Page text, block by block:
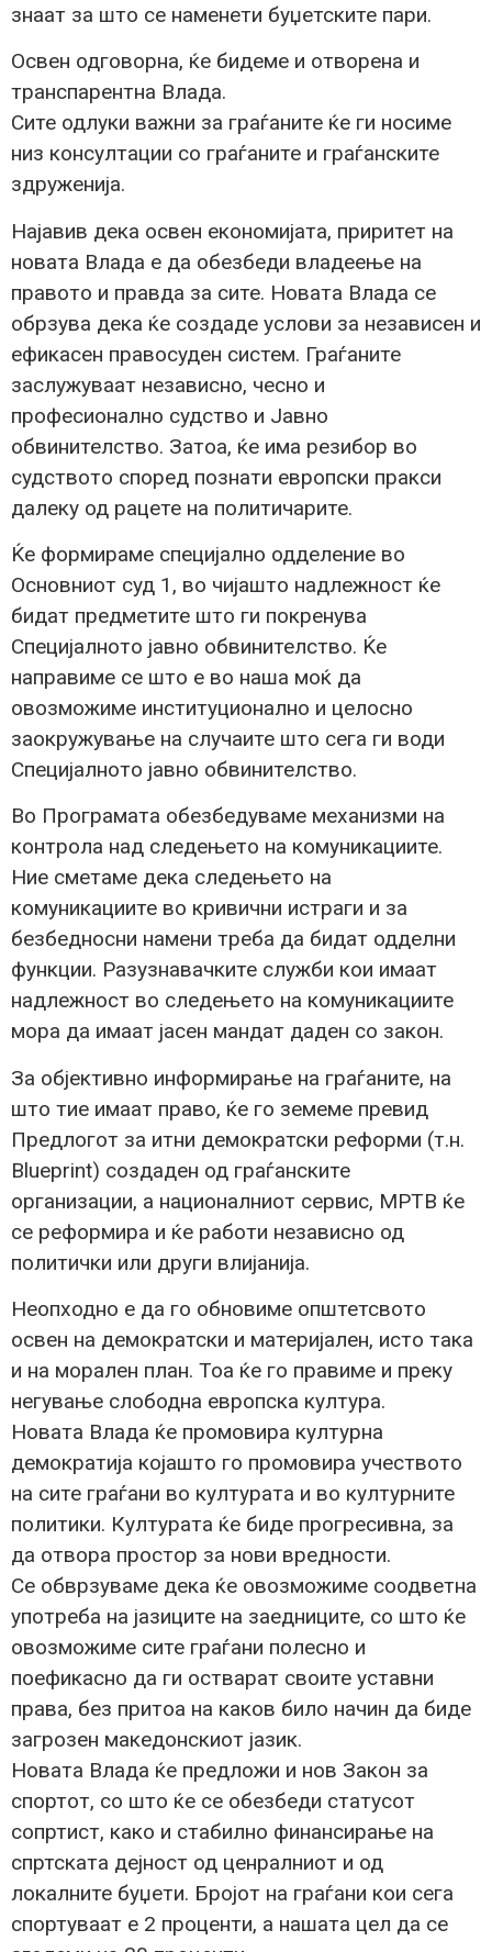
знаат за што се наменети буџетските пари.
Освен одговорна, ќе бидеме и отворена и
транспарентна Влада.
Сите одлуки важни за граѓаните ќе ги носиме
низ консултации со граѓаните и граѓанските
здруженија.
Најавив дека освен економијата, приритет на
новата Влада е да обезбеди владеење на
правото и правда за сите. Новата Влада се
обрзува дека ќе создаде услови за независен и
ефикасен правосуден систем. Граѓаните
заслужуваат независно, чесно и
професионално судство и Јавно
обвинителство. Затоа, ќе има резибор во
судството според познати европски пракси
далеку од рацете на политичарите.
Ќе формираме специјално одделение во
Основниот суд 1, во чијашто надлежност ќе
бидат предметите што ги покренува
Специјалното јавно обвинителство. Ќе
направиме се што е во наша моќ да
овозможиме институционално и целосно
заокружување на случаите што сега ги води
Специјалното јавно обвинителство.
Во Програмата обезбедуваме механизми на
контрола над следењето на комуникациите.
Ние сметаме дека следењето на
комуникациите во кривични истраги и за
безбедносни намени треба да бидат одделни
функции. Разузнавачките служби кои имаат
надлежност во следењето на комуникациите
мора да имаат јасен мандат даден со закон.
За објективно информирање на граѓаните, на
што тие имаат право, ќе го земеме превид
Предлогот за итни демократски реформи (т.н.
Blueprint) создаден од граѓанските
организации, а националниот сервис, МРТВ ќе
се реформира и ќе работи независно од
политички или други влијанија.
Неопходно е да го обновиме општетсвото
освен на демократски и материјален, исто така
и на морален план. Тоа ќе го правиме и преку
негување слободна европска култура.
Новата Влада ќе промовира културна
демократија којашто го промовира учеството
на сите граѓани во културата и во културните
политики. Културата ќе биде прогресивна, за
да отвора простор за нови вредности.
Се обврзуваме дека ќе овозможиме соодветна
употреба на јазиците на заедниците, со што ќе
овозможиме сите граѓани полесно и
поефикасно да ги остварат своите уставни
права, без притоа на каков било начин да биде
загрозен македонскиот јазик.
Новата Влада ќе предложи и нов Закон за
спортот, со што ќе се обезбеди статусот
сопртист, како и стабилно финансирање на
спртската дејност од ценралниот и од
локалните буџети. Бројот на граѓани кои сега
спортуваат е 2 проценти, а нашата цел да се